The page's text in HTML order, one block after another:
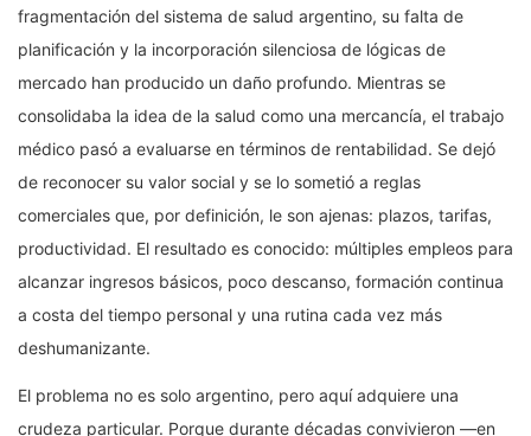
fragmentación del sistema de salud argentino, su falta de
planificación y la incorporación silenciosa de lógicas de
mercado han producido un daño profundo. Mientras se
consolidaba la idea de la salud como una mercancía, el trabajo
médico pasó a evaluarse en términos de rentabilidad. Se dejó
de reconocer su valor social y se lo sometió a reglas
comerciales que, por definición, le son ajenas: plazos, tarifas,
productividad. El resultado es conocido: múltiples empleos para
alcanzar ingresos básicos, poco descanso, formación continua
a costa del tiempo personal y una rutina cada vez más
deshumanizante.
El problema no es solo argentino, pero aquí adquiere una
crudeza particular. Porque durante décadas convivieron —en